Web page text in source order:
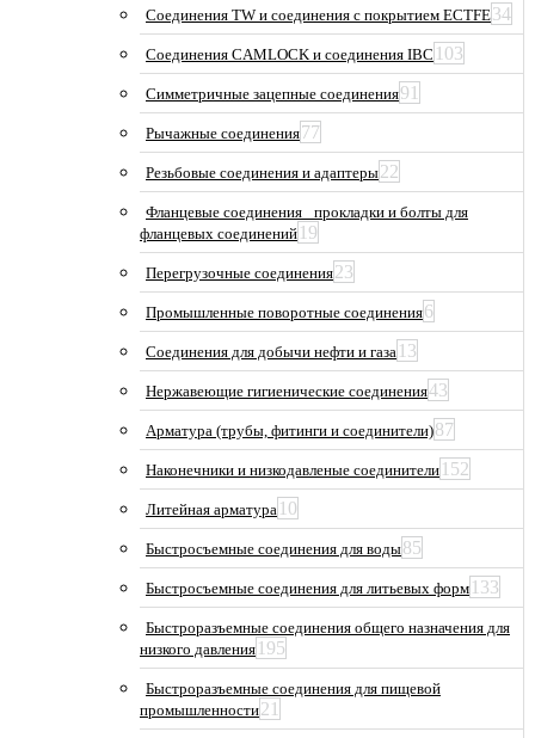
Соединения TW и соединения с покрытием ECTFE34
Соединения CAMLOCK и соединения IBC 103
Симметричные зацепные соединения91
Рычажные соединения77
Резьбовые соединения и адаптеры22
Фланцевые соединения_ прокладки и болты для
фланцевых соединений 19
Перегрузочные соединения23
Промышленные поворотные соединения6
Соединения для добычи нефти и газа 13
Нержавеющие гигиенические соединения43
Арматура (трубы, фитинги и соединители)87
Наконечники и низкодавленые соединители 152
Литейная арматура 10
Быстросъемные соединения для воды85
Быстросъемные соединения для литьевых форм 133
Быстроразъемные соединения общего назначения для
низкого давления 195
Быстроразъемные соединения для пищевой
промышленности21